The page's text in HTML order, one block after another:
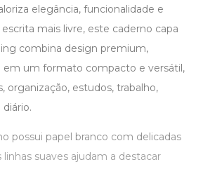
elegância, funcionalidade e
mais livre, este caderno capa
combina design premium,
em um formato compacto e versátil,
organização, estudos, trabalho,
possui papel branco com delicadas
linhas suaves ajudam a destacar